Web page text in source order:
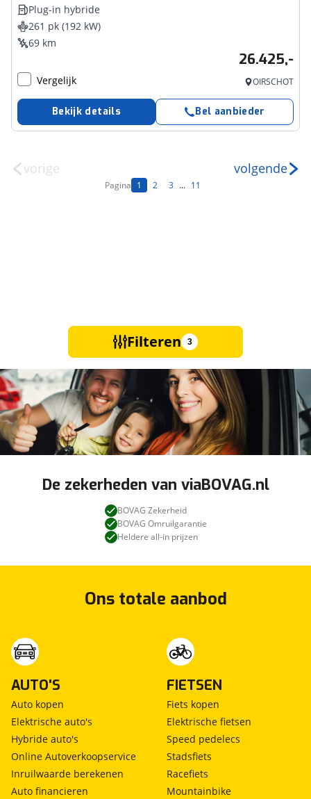
Plug-in hybride
261 pk (192 kW)
69 km
26.425,-
Vergelijk OIRSCHOT
Bekijk details Bel aanbieder
vorige
Pagina 1 2 3 ... 11
volgende
Filteren 3
De zekerheden van viaBOVAG.nl
BOVAG Zekerheid
BOVAG Omruilgarantie
Heldere all-in prijzen
Ons totale aanbod
AUTO'S
Auto kopen
Elektrische auto's
Hybride auto's
Online Autoverkoopservice
Inruilwaarde berekenen
Auto financieren
FIETSEN
Fiets kopen
Elektrische fietsen
Speed pedelecs
Stadsfiets
Racefiets
Mountainbike